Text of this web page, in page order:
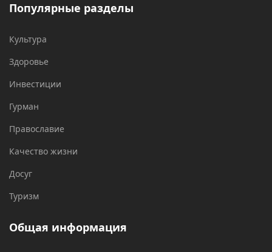
Популярные разделы
Культура
Здоровье
Инвестиции
Гурман
Православие
Качество жизни
Досуг
Туризм
Общая информация